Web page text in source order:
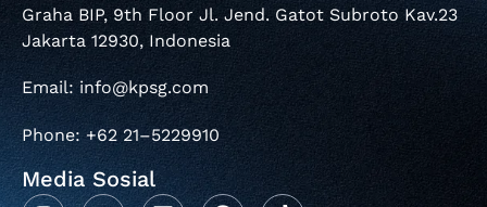
Graha BIP, 9th Floor Jl. Jend. Gatot Subroto Kav.23
Jakarta 12930, Indonesia
Email: info@kpsg.com
Phone: +62 21–5229910
Media Sosial